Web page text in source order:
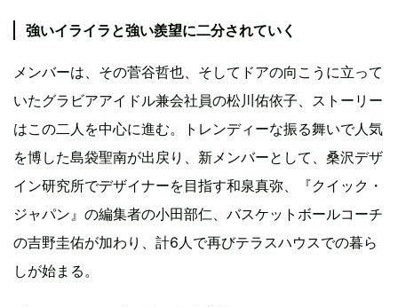
強いイライラと強い羨望に二分されていく
メンバーは、その菅谷哲也、そしてドアの向こうに立って
いたグラビアアイドル兼会社員の松川佑依子、ストーリー
はこの二人を中心に進む。トレンディーな振る舞いで人気
を博した島袋聖南が出戻り、新メンバーとして、桑沢デザ
イン研究所でデザイナーを目指す和泉真弥、『クイック・
ジャパン』の編集者の小田部仁、バスケットボールコーチ
の吉野圭佑が加わり、計6人で再びテラスハウスでの暮ら
しが始まる。